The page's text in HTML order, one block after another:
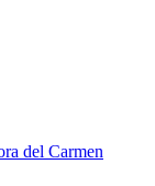
del Carmen